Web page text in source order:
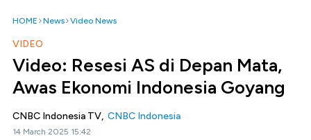
HOME News Video News
VIDEO
Video: Resesi AS di Depan Mata,
Awas Ekonomi Indonesia Goyang
CNBC Indonesia TV, CNBC Indonesia
14 March 2025 15:42